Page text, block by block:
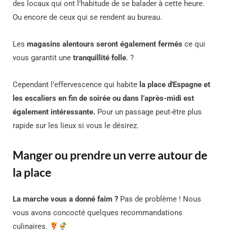
des locaux qui ont l’habitude de se balader à cette heure.
Ou encore de ceux qui se rendent au bureau.
Les magasins alentours seront également fermés ce qui
vous garantit une tranquillité folle. ?
Cependant l’effervescence qui habite la place d'Espagne et
les escaliers en fin de soirée ou dans l’après-midi est
également intéressante. Pour un passage peut-être plus
rapide sur les lieux si vous le désirez.
Manger ou prendre un verre autour de
la place
La marche vous a donné faim ? Pas de problème ! Nous
vous avons concocté quelques recommandations
culinaires.